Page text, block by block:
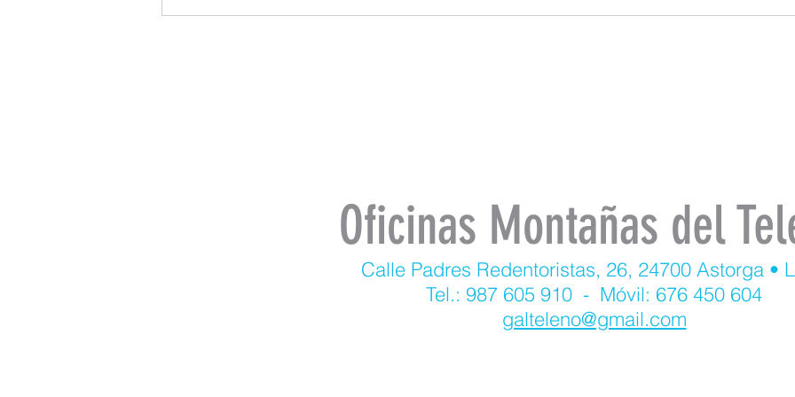
Oficinas Montañas del
Calle Padres Redentoristas, 26, 24700 Astorga •
Tel.: 987 605 910 - Móvil: 676 450 604
galteleno@gmail.com